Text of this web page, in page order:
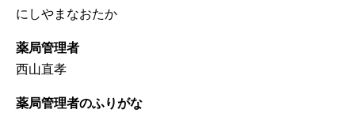
にしやまなおたか
薬局管理者
西山直孝
薬局管理者のふりがな